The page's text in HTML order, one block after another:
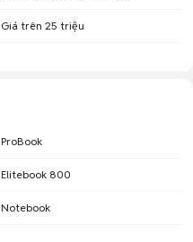
Giá trên 25 triệu
ProBook
Elitebook 800
Notebook